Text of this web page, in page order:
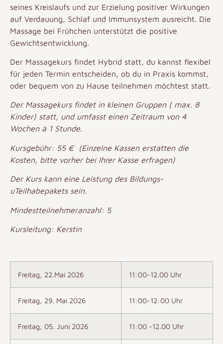
seines Kreislaufs und zur Erzielung positiver Wirkungen
auf Verdauung, Schlaf und Immunsystem ausreicht. Die
Massage bei Frühchen unterstützt die positive
Gewichtsentwicklung.
Der Massagekurs findet Hybrid statt, du kannst flexibel
für jeden Termin entscheiden, ob du in Praxis kommst,
oder bequem von zu Hause teilnehmen möchtest statt.
Der Massagekurs findet in kleinen Gruppen ( max. 8
Kinder) statt, und umfasst einen Zeitraum von 4
Wochen à 1 Stunde.
Kursgebühr: 55 € (Einzelne Kassen erstatten die
Kosten, bitte vorher bei Ihrer Kasse erfragen)
Der Kurs kann eine Leistung des Bildungs-
uTeilhabepakets sein.
Mindestteilnehmeranzahl: 5
Kursleitung: Kerstin
Freitag, 22.Mai 2026 11:00-12.00 Uhr
Freitag, 29. Mai 2026 11:00-12:00 Uhr
Freitag, 05. Juni 2026 11:00 -12.00 Uhr